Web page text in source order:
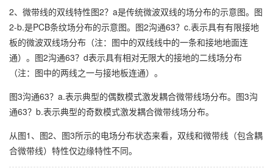
2、微带线的双线特性图2？a是传统微波双线的场分布的示意图。图
2-b.是PCB条纹场分布的示意图。图2沟通63？c.表示具有有限接地
板的微波双线场分布（注：图中的双线线中的一条和接地地面连
通）。图2沟通63？d表示具有相对无限大的接地的二线场分布
（注：图中的两线之一与接地板连通）。
图3沟通63？a.表示典型的偶数模式激发耦合微带线场分布。图3沟
通63？b.表示典型的奇数模式激发耦合微带线场分布。
从图1、图2、图3所示的电场分布状态来看，双线和微带线（包含耦
合微带线）特性仅边缘特性不同。